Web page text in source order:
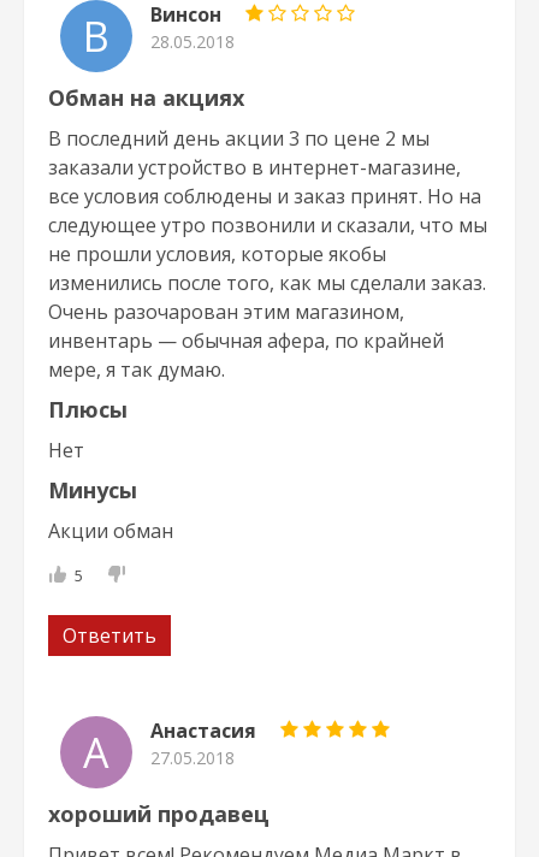
В Винсон
28.05.2018
Обман на акциях
В последний день акции 3 по цене 2 мы
заказали устройство в интернет-магазине,
все условия соблюдены и заказ принят. Но на
следующее утро позвонили и сказали, что мы
не прошли условия, которые якобы
изменились после того, как мы сделали заказ.
Очень разочарован этим магазином,
инвентарь — обычная афера, по крайней
мере, я так думаю.
Плюсы
Нет
Минусы
Акции обман
5
Ответить
А Анастасия
27.05.2018
хороший продавец